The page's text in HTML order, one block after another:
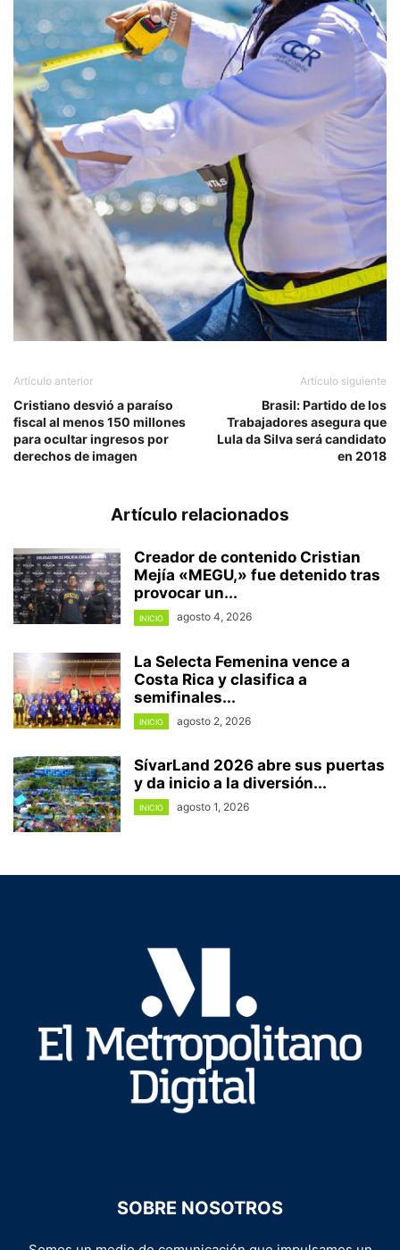
Artículo anterior
Cristiano desvió a paraíso
fiscal al menos 150 millones
para ocultar ingresos por
derechos de imagen
Artículo siguiente
Brasil: Partido de los
Trabajadores asegura que
Lula da Silva será candidato
en 2018
Artículo relacionados
Creador de contenido Cristian
Mejía «MEGU,» fue detenido tras
provocar un...
INICIO agosto 4, 2026
La Selecta Femenina vence a
Costa Rica y clasifica a
semifinales...
INICIO agosto 2, 2026
SívarLand 2026 abre sus puertas
y da inicio a la diversión...
INICIO agosto 1, 2026
SOBRE NOSOTROS